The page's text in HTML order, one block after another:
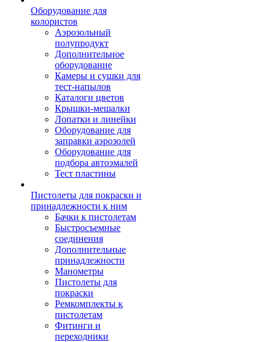
Оборудование для
колористов
Аэрозольный
полупродукт
Дополнительное
оборудование
Камеры и сушки для
тест-напылов
Каталоги цветов
Крышки-мешалки
Лопатки и линейки
Оборудование для
заправки аэрозолей
Оборудование для
подбора автоэмалей
Тест пластины
Пистолеты для покраски и
принадлежности к ним
Бачки к пистолетам
Быстросъемные
соединения
Дополнительные
принадлежности
Манометры
Пистолеты для
покраски
Ремкомплекты к
пистолетам
Фитинги и
переходники